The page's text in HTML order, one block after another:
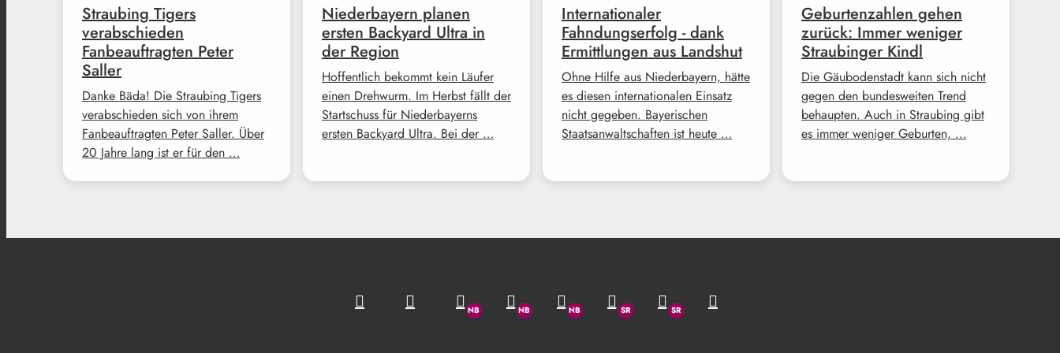
Straubing Tigers
verabschieden
Fanbeauftragten Peter
Saller
Danke Bäda! Die Straubing Tigers
verabschieden sich von ihrem
Fanbeauftragten Peter Saller. Über
20 Jahre lang ist er für den …
Niederbayern planen
ersten Backyard Ultra in
der Region
Hoffentlich bekommt kein Läufer
einen Drehwurm. Im Herbst fällt der
Startschuss für Niederbayerns
ersten Backyard Ultra. Bei der …
Internationaler
Fahndungserfolg - dank
Ermittlungen aus Landshut
Ohne Hilfe aus Niederbayern, hätte
es diesen internationalen Einsatz
nicht gegeben. Bayerischen
Staatsanwaltschaften ist heute …
Geburtenzahlen gehen
zurück: Immer weniger
Straubinger Kindl
Die Gäubodenstadt kann sich nicht
gegen den bundesweiten Trend
behaupten. Auch in Straubing gibt
es immer weniger Geburten, …